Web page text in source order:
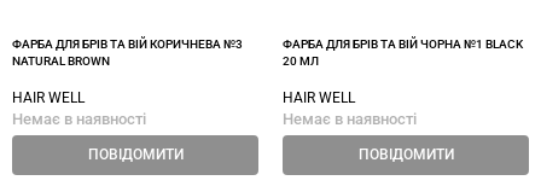
ФАРБА ДЛЯ БРІВ ТА ВІЙ КОРИЧНЕВА №3
NATURAL BROWN
HAIR WELL
Немає в наявності
ПОВІДОМИТИ
ФАРБА ДЛЯ БРІВ ТА ВІЙ ЧОРНА №1 BLACK
20 МЛ
HAIR WELL
Немає в наявності
ПОВІДОМИТИ